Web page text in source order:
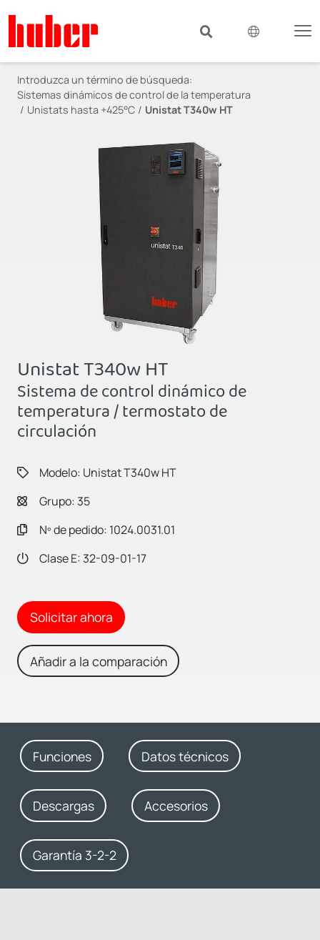
Introduzca un término de búsqueda:
Sistemas dinámicos de control de la temperatura
Unistats hasta +425°C
Unistat T340w HT
Unistat T340w HT
Sistema de control dinámico de
temperatura / termostato de
circulación
Modelo: Unistat T340w HT
Grupo: 35
Nº de pedido: 1024.0031.01
Clase E: 32-09-01-17
Solicitar ahora
Añadir a la comparación
Funciones Datos técnicos
Descargas Accesorios
Garantía 3-2-2